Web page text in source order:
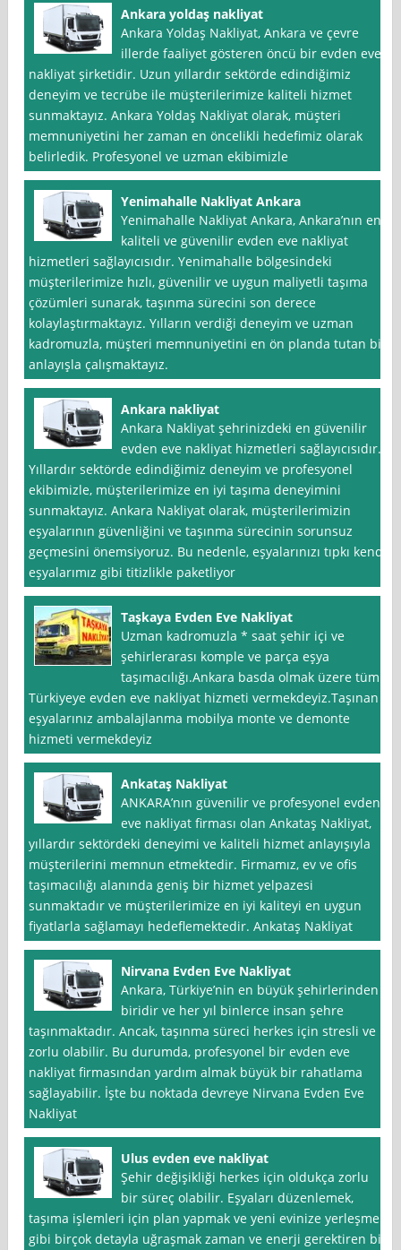
Ankara yoldaş nakliyat
Ankara Yoldaş Nakliyat, Ankara ve çevre
illerde faaliyet gösteren öncü bir evden eve
nakliyat şirketidir. Uzun yıllardır sektörde edindiğimiz
deneyim ve tecrübe ile müşterilerimize kaliteli hizmet
sunmaktayız. Ankara Yoldaş Nakliyat olarak, müşteri
memnuniyetini her zaman en öncelikli hedefimiz olarak
belirledik. Profesyonel ve uzman ekibimizle
Yenimahalle Nakliyat Ankara
Yenimahalle Nakliyat Ankara, Ankara’nın en
kaliteli ve güvenilir evden eve nakliyat
hizmetleri sağlayıcısıdır. Yenimahalle bölgesindeki
müşterilerimize hızlı, güvenilir ve uygun maliyetli taşıma
çözümleri sunarak, taşınma sürecini son derece
kolaylaştırmaktayız. Yılların verdiği deneyim ve uzman
kadromuzla, müşteri memnuniyetini en ön planda tutan bir
anlayışla çalışmaktayız.
Ankara nakliyat
Ankara Nakliyat şehrinizdeki en güvenilir
evden eve nakliyat hizmetleri sağlayıcısıdır.
Yıllardır sektörde edindiğimiz deneyim ve profesyonel
ekibimizle, müşterilerimize en iyi taşıma deneyimini
sunmaktayız. Ankara Nakliyat olarak, müşterilerimizin
eşyalarının güvenliğini ve taşınma sürecinin sorunsuz
geçmesini önemsiyoruz. Bu nedenle, eşyalarınızı tıpkı kendi
eşyalarımız gibi titizlikle paketliyor
Taşkaya Evden Eve Nakliyat
Uzman kadromuzla * saat şehir içi ve
şehirlerarası komple ve parça eşya
taşımacılığı.Ankara basda olmak üzere tüm
Türkiyeye evden eve nakliyat hizmeti vermekdeyiz.Taşınan
eşyalarınız ambalajlanma mobilya monte ve demonte
hizmeti vermekdeyiz
Ankataş Nakliyat
ANKARA’nın güvenilir ve profesyonel evden
eve nakliyat firması olan Ankataş Nakliyat,
yıllardır sektördeki deneyimi ve kaliteli hizmet anlayışıyla
müşterilerini memnun etmektedir. Firmamız, ev ve ofis
taşımacılığı alanında geniş bir hizmet yelpazesi
sunmaktadır ve müşterilerimize en iyi kaliteyi en uygun
fiyatlarla sağlamayı hedeflemektedir. Ankataş Nakliyat
Nirvana Evden Eve Nakliyat
Ankara, Türkiye’nin en büyük şehirlerinden
biridir ve her yıl binlerce insan şehre
taşınmaktadır. Ancak, taşınma süreci herkes için stresli ve
zorlu olabilir. Bu durumda, profesyonel bir evden eve
nakliyat firmasından yardım almak büyük bir rahatlama
sağlayabilir. İşte bu noktada devreye Nirvana Evden Eve
Nakliyat
Ulus evden eve nakliyat
Şehir değişikliği herkes için oldukça zorlu
bir süreç olabilir. Eşyaları düzenlemek,
taşıma işlemleri için plan yapmak ve yeni evinize yerleşmek
gibi birçok detayla uğraşmak zaman ve enerji gerektiren bir